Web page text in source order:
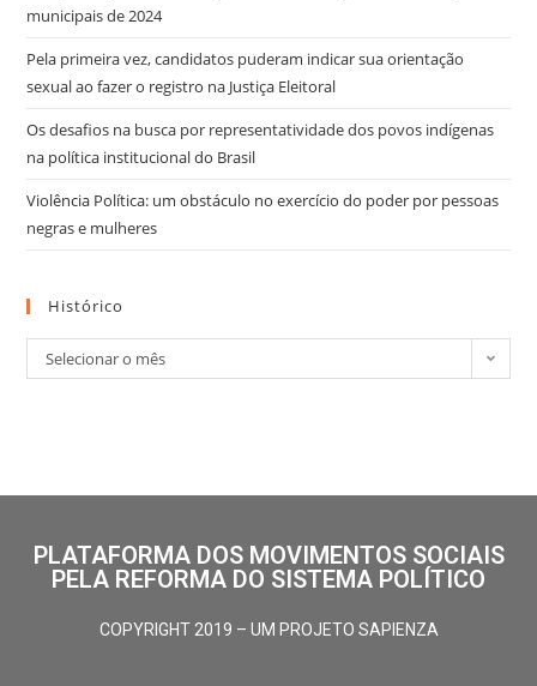
municipais de 2024
Pela primeira vez, candidatos puderam indicar sua orientação
sexual ao fazer o registro na Justiça Eleitoral
Os desafios na busca por representatividade dos povos indígenas
na política institucional do Brasil
Violência Política: um obstáculo no exercício do poder por pessoas
negras e mulheres
Histórico
Selecionar o mês
PLATAFORMA DOS MOVIMENTOS SOCIAIS
PELA REFORMA DO SISTEMA POLÍTICO
COPYRIGHT 2019 – UM PROJETO SAPIENZA